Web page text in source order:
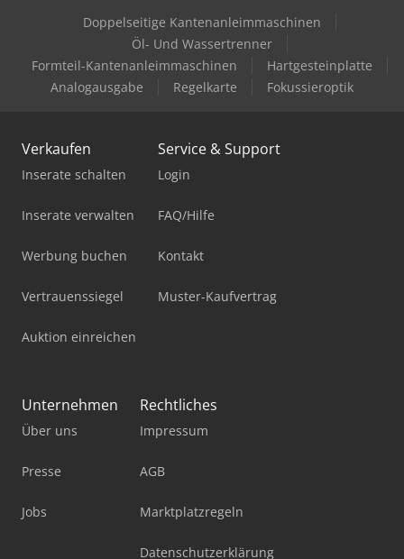
Doppelseitige Kantenanleimmaschinen
Öl- Und Wassertrenner
Formteil-Kantenanleimmaschinen
Hartgesteinplatte
Analogausgabe
Regelkarte Fokussieroptik
Verkaufen
Inserate schalten
Inserate verwalten
Werbung buchen
Vertrauenssiegel
Auktion einreichen
Service & Support
Login
FAQ/Hilfe
Kontakt
Muster-Kaufvertrag
Unternehmen
Über uns
Presse
Jobs
Rechtliches
Impressum
AGB
Marktplatzregeln
Datenschutzerklärung